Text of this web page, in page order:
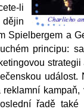
li
Spielbergem a
principu:
řadě také